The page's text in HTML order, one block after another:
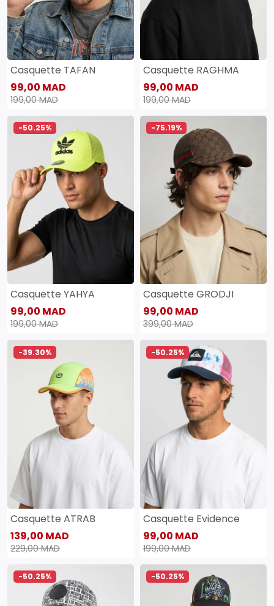
Casquette TAFAN
99,00 MAD
199,00 MAD
Casquette RAGHMA
99,00 MAD
199,00 MAD
-50.25%
Casquette YAHYA
99,00 MAD
199,00 MAD
-75.19%
Casquette GRODJI
99,00 MAD
399,00 MAD
-39.30%
Casquette ATRAB
139,00 MAD
229,00 MAD
-50.25%
Casquette Evidence
99,00 MAD
199,00 MAD
-50.25% -50.25%